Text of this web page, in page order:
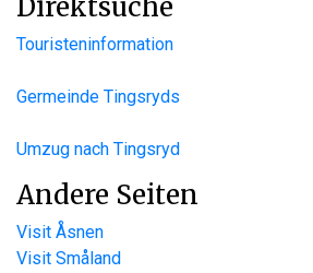
Direktsuche
Touristeninformation
Germeinde Tingsryds
Umzug nach Tingsryd
Andere Seiten
Visit Åsnen
Visit Småland